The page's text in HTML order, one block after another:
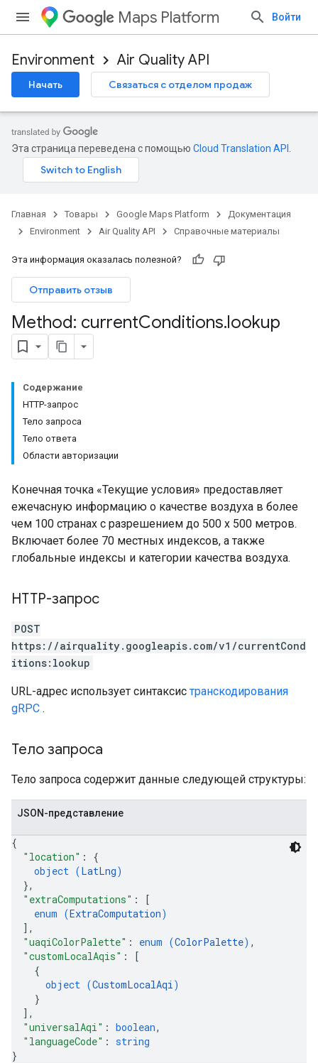
Maps Platform Войти
Environment Air Quality API
Начать Связаться с отделом продаж
Эта страница переведена с помощью Cloud Translation API
Главная Товары Google Maps Platform
Документация
Environment
Air Quality API Справочные материалы
Эта информация оказалась полезной?
Отправить отзыв
Method: currentConditions.lookup
Содержание
HTTP-запрос
Тело запроса
Тело ответа
Области авторизации
Конечная точка «Текущие условия» предоставляет
ежечасную информацию о качестве воздуха в более
чем 100 странах с разрешением до 500 x 500 метров.
Включает более 70 местных индексов, а также
глобальные индексы и категории качества воздуха.
HTTP-запрос
POST
https://airquality.googleapis.com/v1/currentCond
itions:lookup
URL-адрес использует синтаксис транскодирования
gRPC .
Тело запроса
Тело запроса содержит данные следующей структуры:
JSON-представление
{
"location" : {
object (LatLng)
},
"extraComputations" :
[
enum (ExtraComputation)
] ,
"uaqiColorPalette" : enum (ColorPalette) ,
"customLocalAqis" :
[
{
object (CustomLocalAqi)
}
] ,
"universalAqi" : boolean,
"languageCode" : string
}